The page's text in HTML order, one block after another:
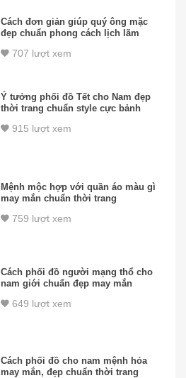
Cách đơn giản giúp quý ông mặc
đẹp chuẩn phong cách lịch lãm
707 lượt xem
Ý tưởng phối đồ Tết cho Nam đẹp
thời trang chuẩn style cực bảnh
915 lượt xem
Mệnh mộc hợp với quần áo màu gì
may mắn chuẩn thời trang
759 lượt xem
Cách phối đồ người mạng thổ cho
nam giới chuẩn đẹp may mắn
649 lượt xem
Cách phối đồ cho nam mệnh hỏa
may mắn, đẹp chuẩn thời trang